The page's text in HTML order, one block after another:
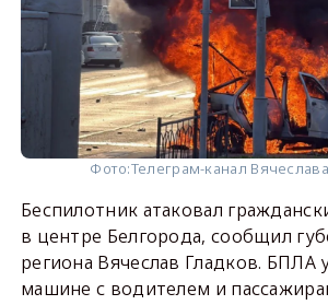
Фото:Телеграм-канал
Беспилотник атаковал
в центре Белгорода, сообщил
региона Вячеслав Гладков. БПЛА
машине с водителем и